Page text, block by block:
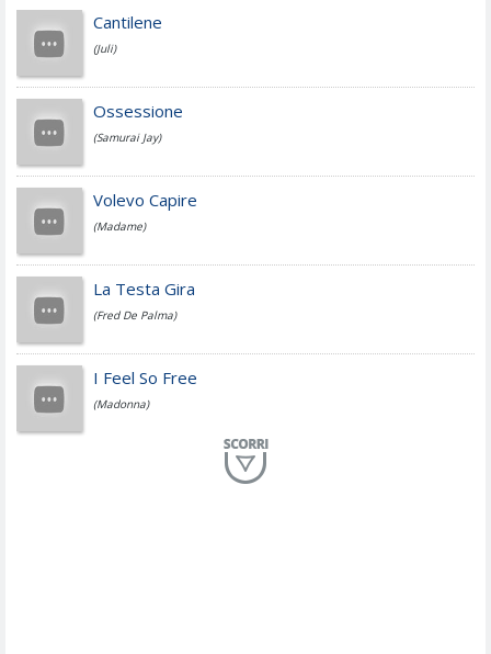
Achille Lauro
Cesare Cremonini
Jovanotti
Fedez
Simone Cristicchi
Cantilene
(Juli)
Ossessione
(Samurai Jay)
Volevo Capire
(Madame)
La Testa Gira
(Fred De Palma)
I Feel So Free
(Madonna)